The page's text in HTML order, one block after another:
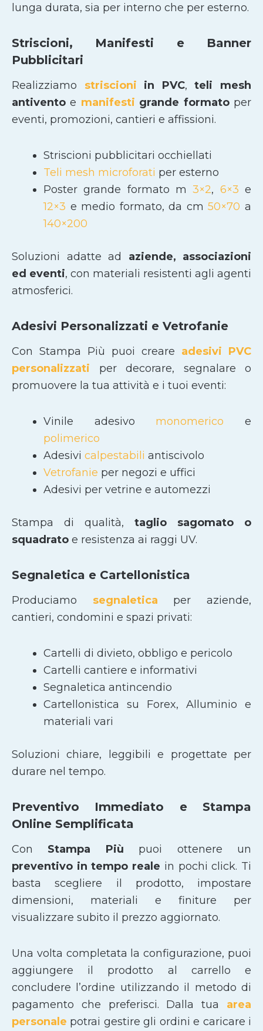
lunga durata, sia per interno che per esterno.
Striscioni, Manifesti e Banner
Pubblicitari
Realizziamo striscioni in PVC,teli mesh
antivento e manifesti grande formatoper
eventi, promozioni, cantieri e affissioni.
Striscioni pubblicitari occhiellati
Teli mesh microforati per esterno
Poster grande formato m3×2, 6×3 e
12×3 e medio formato, da cm50×70 a
140×200
Soluzioni adatte ad aziende, associazioni
ed eventi, con materiali resistenti agli agenti
atmosferici.
Adesivi Personalizzati e Vetrofanie
Con Stampa Più puoi creare adesivi PVC
personalizzati per decorare, segnalare o
promuovere la tua attività e i tuoi eventi:
Vinile adesivo monomerico e
polimerico
Adesivi calpestabili antiscivolo
Vetrofanie per negozi e uffici
Adesivi per vetrine e automezzi
Stampa di qualità, taglio sagomato
o
squadrato e resistenza ai raggi UV.
Segnaletica e Cartellonistica
Produciamo segnaletica per aziende,
cantieri, condomini e spazi privati:
Cartelli di divieto, obbligo e pericolo
Cartelli cantiere e informativi
Segnaletica antincendio
Cartellonistica su Forex, Alluminio e
materiali vari
Soluzioni chiare, leggibili e progettate per
durare nel tempo.
Preventivo Immediato e Stampa
Online Semplificata
Con Stampa Più puoi ottenere un
preventivo in tempo reale in pochi click. Ti
basta scegliere il prodotto, impostare
dimensioni, materiali e finiture per
visualizzare subito il prezzo aggiornato.
Una volta completata la configurazione, puoi
aggiungere il prodotto al carrello e
concludere l’ordine utilizzando il metodo di
pagamento che preferisci. Dalla tua area
personale potrai gestire gli ordini e caricare i